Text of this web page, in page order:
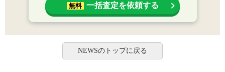
無料 一括査定を依頼する
NEWSのトップに戻る